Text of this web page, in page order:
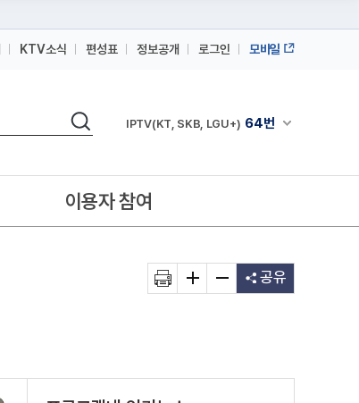
KTV소식 편성표 정보공개 로그인 모바일
검색 채널안내 펼쳐
IPTV(KT, SKB, LGU+) 64번
IPTV(KT, SKB, LGU+)
이용자 참여
공유